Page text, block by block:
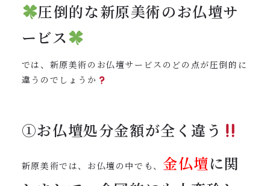
圧倒的な新原美術のお仏壇サ
ービス
では、新原美術のお仏壇サービスのどの点が圧倒的に
違うのでしょうか
①お仏壇処分金額が全く違う
新原美術では、お仏壇の中でも、 金仏壇に関